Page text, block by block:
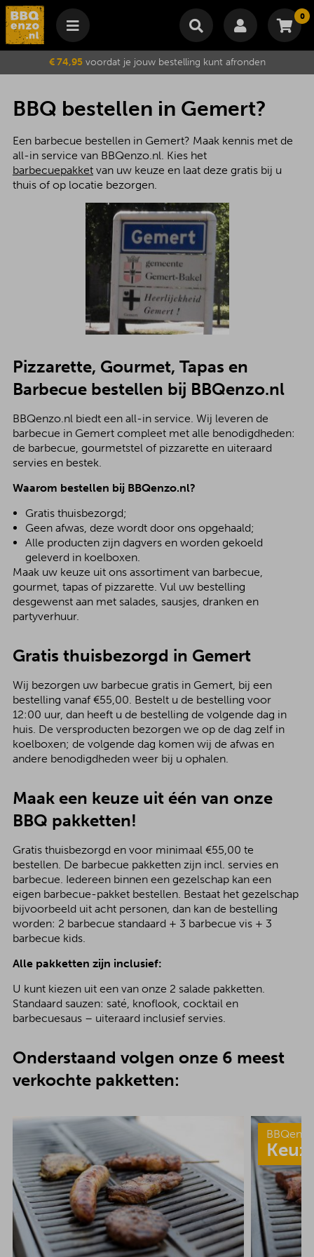
0
Winkelmand
Je winkelwagen is momenteel leeg.
Subtotaal €
Wijzig winkelmand Bestellen
€ 74,95voordat je jouw bestelling kunt afronden
BBQ bestellen in Gemert?
Een barbecue bestellen in Gemert? Maak kennis met de
all-in service van BBQenzo.nl. Kies het
barbecuepakketvan uw keuze en laat deze gratis bij u
thuis of op locatie bezorgen.
Pizzarette, Gourmet, Tapas en
Barbecue bestellen bij BBQenzo.nl
BBQenzo.nl biedt een all-in service. Wij leveren de
barbecue in Gemert compleet met alle benodigdheden:
de barbecue, gourmetstel of pizzarette en uiteraard
servies en bestek.
Waarom bestellen bij BBQenzo.nl?
Gratis thuisbezorgd;
Geen afwas, deze wordt door ons opgehaald;
Alle producten zijn dagvers en worden gekoeld
geleverd in koelboxen.
Maak uw keuze uit ons assortiment van barbecue,
gourmet, tapas of pizzarette. Vul uw bestelling
desgewenst aan met salades, sausjes, dranken en
partyverhuur.
Gratis thuisbezorgd in Gemert
Wij bezorgen uw barbecue gratis in Gemert, bij een
bestelling vanaf €55,00. Bestelt u de bestelling voor
12:00 uur, dan heeft u de bestelling de volgende dag in
huis. De versproducten bezorgen we op de dag zelf in
koelboxen; de volgende dag komen wij de afwas en
andere benodigdheden weer bij u ophalen.
Maak een keuze uit één van onze
BBQ pakketten!
Gratis thuisbezorgd en voor minimaal €55,00 te
bestellen. De barbecue pakketten zijn incl. servies en
barbecue. Iedereen binnen een gezelschap kan een
eigen barbecue-pakket bestellen. Bestaat het gezelschap
bijvoorbeeld uit acht personen, dan kan de bestelling
worden: 2 barbecue standaard + 3 barbecue vis + 3
barbecue kids.
Alle pakketten zijn inclusief:
U kunt kiezen uit een van onze 2 salade pakketten.
Standaard sauzen: saté, knoflook, cocktail en
barbecuesaus – uiteraard inclusief servies.
Onderstaand volgen onze 6 meest
verkochte pakketten: